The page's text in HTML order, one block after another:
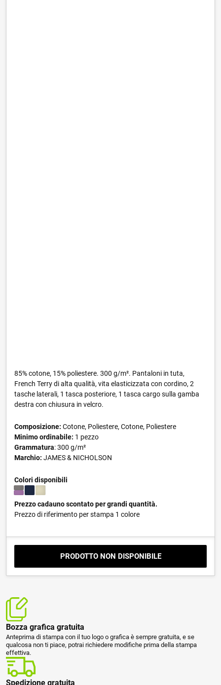
85% cotone, 15% poliestere. 300 g/m². Pantaloni in tuta,
French Terry di alta qualità, vita elasticizzata con cordino, 2
tasche laterali, 1 tasca posteriore, 1 tasca cargo sulla gamba
destra con chiusura in velcro.
Composizione: Cotone, Poliestere, Cotone, Poliestere
Minimo ordinabile: 1 pezzo
Grammatura: 300 g/m²
Marchio: JAMES & NICHOLSON
Colori disponibili
Prezzo cadauno scontato per grandi quantità.
Prezzo di riferimento per stampa 1 colore
PRODOTTO NON DISPONIBILE
Bozza grafica gratuita
Anteprima di stampa con il tuo logo o grafica è sempre gratuita, e se
qualcosa non ti piace, potrai richiedere modifiche prima della stampa
effettiva.
Spedizione gratuita